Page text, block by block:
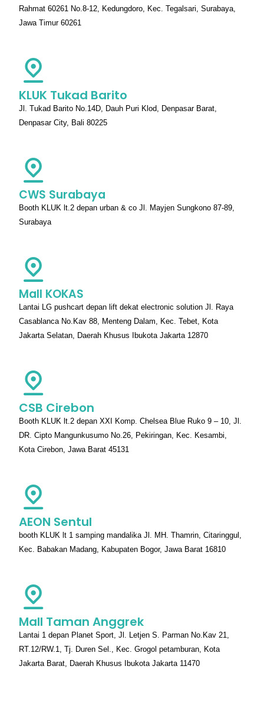
Rahmat 60261 No.8-12, Kedungdoro, Kec. Tegalsari, Surabaya,
Jawa Timur 60261
KLUK Tukad Barito
Jl. Tukad Barito No.14D, Dauh Puri Klod, Denpasar Barat,
Denpasar City, Bali 80225
CWS Surabaya
Booth KLUK lt.2 depan urban & co Jl. Mayjen Sungkono 87-89,
Surabaya
Mall KOKAS
Lantai LG pushcart depan lift dekat electronic solution Jl. Raya
Casablanca No.Kav 88, Menteng Dalam, Kec. Tebet, Kota
Jakarta Selatan, Daerah Khusus Ibukota Jakarta 12870
CSB Cirebon
Booth KLUK lt.2 depan XXI Komp. Chelsea Blue Ruko 9 – 10, Jl.
DR. Cipto Mangunkusumo No.26, Pekiringan, Kec. Kesambi,
Kota Cirebon, Jawa Barat 45131
AEON Sentul
booth KLUK lt 1 samping mandalika Jl. MH. Thamrin, Citaringgul,
Kec. Babakan Madang, Kabupaten Bogor, Jawa Barat 16810
Mall Taman Anggrek
Lantai 1 depan Planet Sport, Jl. Letjen S. Parman No.Kav 21,
RT.12/RW.1, Tj. Duren Sel., Kec. Grogol petamburan, Kota
Jakarta Barat, Daerah Khusus Ibukota Jakarta 11470